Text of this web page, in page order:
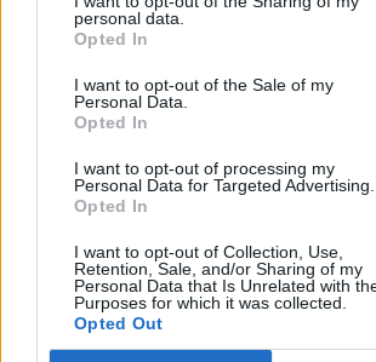
personal data.
Opted In
I want to opt-out of the Sale of my
Personal Data.
Opted In
I want to opt-out of processing my
Personal Data for Targeted Advertising.
Opted In
I want to opt-out of Collection, Use,
Retention, Sale, and/or Sharing of my
Personal Data that Is Unrelated with
Purposes for which it was collected.
Opted Out
nebus įmanoma išvengti
Savo ruožtu Kauno
profesorė Gerda Žigienė
tvarumo ignoruotojai ir tie, kurie
socialinę atsakomybę, beveik
vis dar remiasi Nobelio
ekonomisto Miltono Friedmano